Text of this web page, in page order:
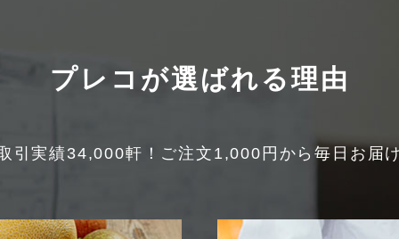
プレコが選ばれる理由
引実績34,000軒！ ご注文1,000円から毎日お届